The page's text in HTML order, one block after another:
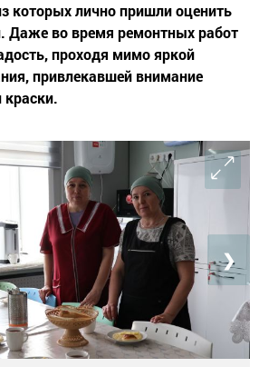
которых лично пришли оценить
Даже во время ремонтных работ
проходя мимо яркой
привлекавшей внимание
❯